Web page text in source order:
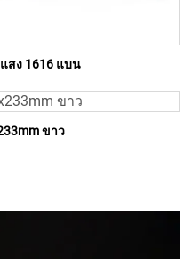
สง 1616 แบน
ขาว